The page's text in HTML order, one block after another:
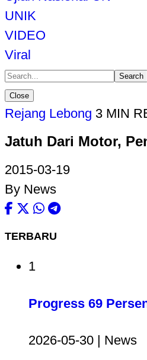
UNIK
VIDEO
Viral
Search
Close
Rejang Lebong 3 MIN
Jatuh Dari Motor,
2015-03-19
By News
TERBARU
1
Progress 69
2026-05-30 | News